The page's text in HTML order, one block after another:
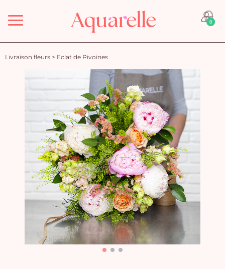
Menu 0
Livraison fleurs > Eclat de Pivoines